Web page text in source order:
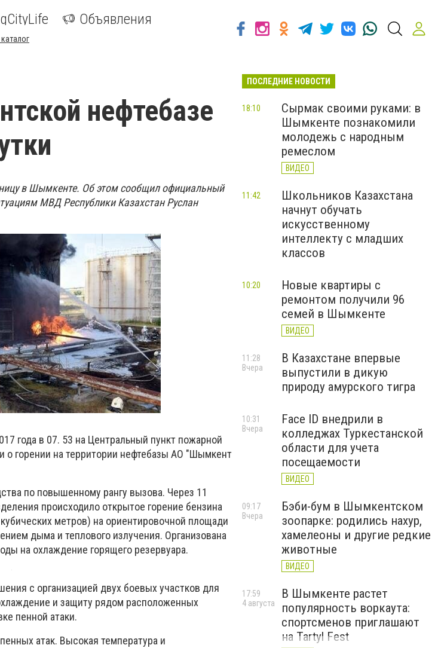
Объявления
нефтебазе
в Шымкенте. Об этом сообщил официальный
МВД Республики Казахстан Руслан
года в 07. 53 на Центральный пункт пожарной
горении на территории нефтебазы АО "Шымкент
по повышенному рангу вызова. Через 11
происходило открытое горение бензина
метров) на ориентировочной площади
дыма и теплового излучения. Организована
на охлаждение горящего резервуара.
с организацией двух боевых участков для
и защиту рядом расположенных
пенной атаки.
атак. Высокая температура и
ПОСЛЕДНИЕ НОВОСТИ
Сырмак своими руками: в
Шымкенте познакомили
молодежь с народным
ремеслом
ВИДЕО
18:10
Школьников Казахстана
начнут обучать
искусственному
интеллекту с младших
классов
11:42
Новые квартиры с
ремонтом получили 96
семей в Шымкенте
ВИДЕО
10:20
В Казахстане впервые
выпустили в дикую
природу амурского тигра
11:28
Вчера
Face ID внедрили в
колледжах Туркестанской
области для учета
посещаемости
ВИДЕО
10:31
Вчера
Бэби-бум в Шымкентском
зоопарке: родились нахур,
хамелеоны и другие редкие
животные
ВИДЕО
09:17
Вчера
В Шымкенте растет
популярность воркаута:
спортсменов приглашают
на Tartyl Fest
17:59
4 августа